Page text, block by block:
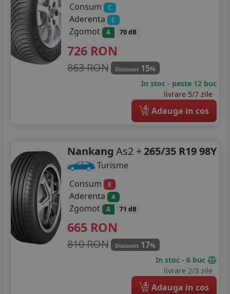
Consum
C
Aderenta C
Zgomot A 70 dB
726 RON
863 RON Discount 15%
In stoc - peste 12 buc
livrare 5/7 zile
4 Adauga in cos
Nankang As2 +265/35 R19 98Y
Turisme
Consum
E
Aderenta A
Zgomot A 71 dB
665 RON
810 RON Discount 17%
In stoc - 6 buc
livrare 2/3 zile
4 Adauga in cos